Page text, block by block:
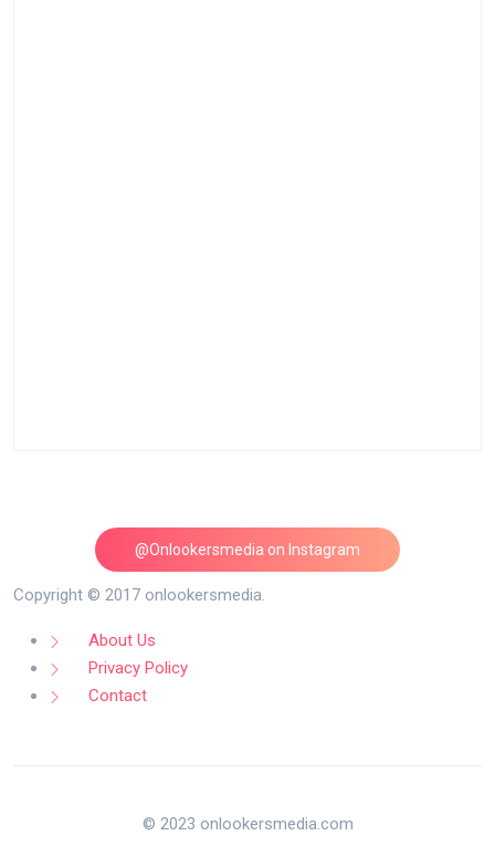
@Onlookersmedia on Instagram
Follow on Instagram
Copyright © 2017 onlookersmedia.
About Us
Privacy Policy
Contact
© 2023 onlookersmedia.com